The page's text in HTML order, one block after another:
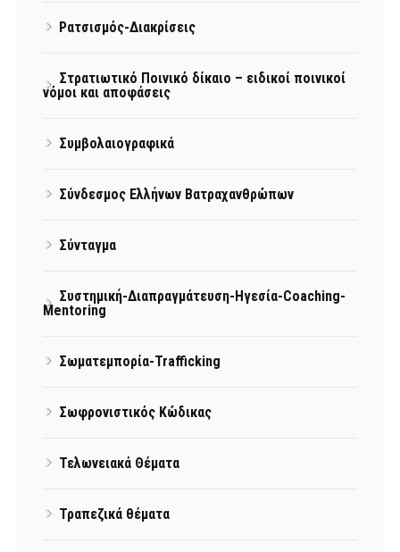
Ρατσισμός-Διακρίσεις
Στρατιωτικό Ποινικό δίκαιο – ειδικοί ποινικοί
νόμοι και αποφάσεις
Συμβολαιογραφικά
Σύνδεσμος Ελλήνων Βατραχανθρώπων
Σύνταγμα
Συστημική-Διαπραγμάτευση-Ηγεσία-Coaching-
Mentoring
Σωματεμπορία-Trafficking
Σωφρονιστικός Κώδικας
Τελωνειακά Θέματα
Τραπεζικά θέματα